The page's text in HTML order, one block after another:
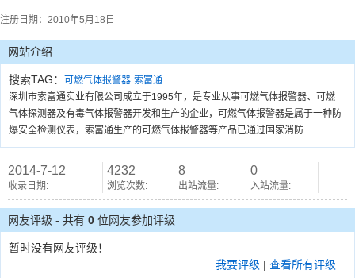
注册日期： 2010年5月18日
网站介绍
搜索TAG： 可燃气体报警器 索富通
深圳市索富通实业有限公司成立于1995年，是专业从事可燃气体报警器、可燃
气体探测器及有毒气体报警器开发和生产的企业，可燃气体报警器是属于一种防
爆安全检测仪表，索富通生产的可燃气体报警器等产品已通过国家消防
2014-7-12
收录日期:
4232
浏览次数:
8
出站流量:
0
入站流量:
网友评级 - 共有 0 位网友参加评级
暂时没有网友评级！
我要评级 | 查看所有评级